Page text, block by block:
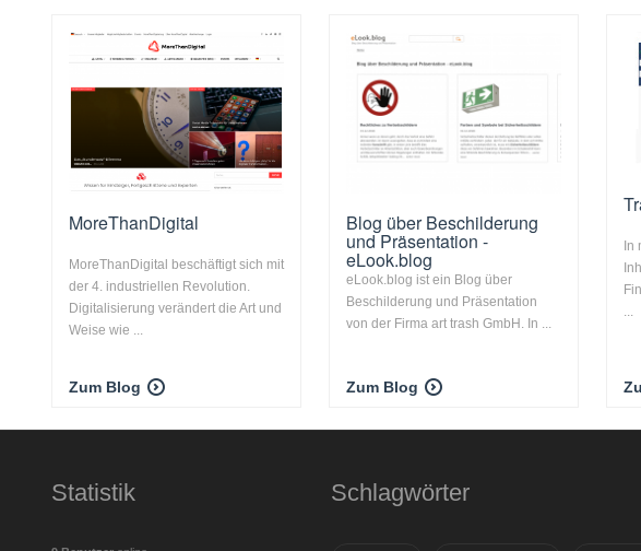
MoreThanDigital
MoreThanDigital beschäftigt sich mit
der 4. industriellen Revolution.
Digitalisierung verändert die Art und
Weise wie ...
Zum Blog
Blog über Beschilderung
und Präsentation -
eLook.blog
eLook.blog ist ein Blog über
Beschilderung und Präsentation
von der Firma art trash GmbH. In ...
Zum Blog
In
...
Statistik Schlagwörter